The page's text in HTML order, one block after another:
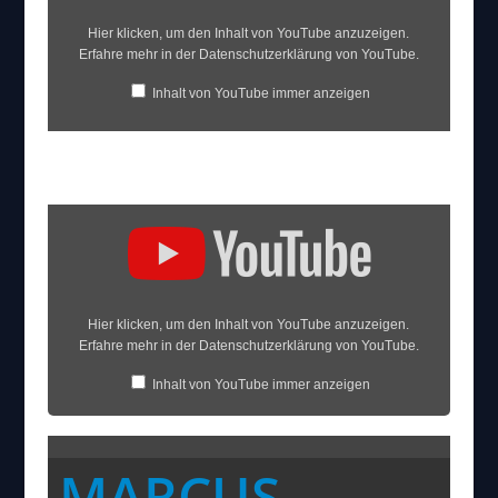
Hier klicken, um den Inhalt von YouTube anzuzeigen.
Erfahre mehr in der Datenschutzerklärung von YouTube
Inhalt von YouTube immer anzeigen
von
Hier klicken, um den Inhalt von YouTube anzuzeigen.
Erfahre mehr in der Datenschutzerklärung von YouTube
Inhalt von YouTube immer anzeigen
Video direkt öffnen